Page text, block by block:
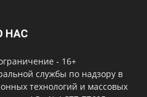
НАС
- 16+
службы по надзору в
технологий и массовых